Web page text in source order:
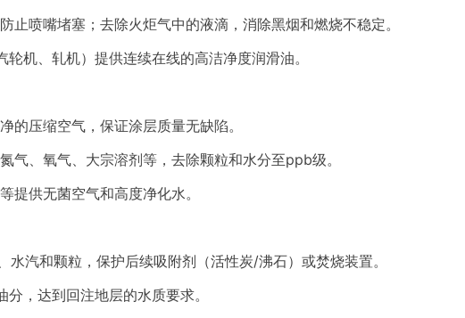
喷嘴堵塞；去除火炬气中的液滴，消除黑烟和燃烧不稳定。
机、轧机）提供连续在线的高洁净度润滑油。
的压缩空气，保证涂层质量无缺陷。
气、氧气、大宗溶剂等，去除颗粒和水分至ppb级。
提供无菌空气和高度净化水。
汽和颗粒，保护后续吸附剂（活性炭/沸石）或焚烧装置。
，达到回注地层的水质要求。